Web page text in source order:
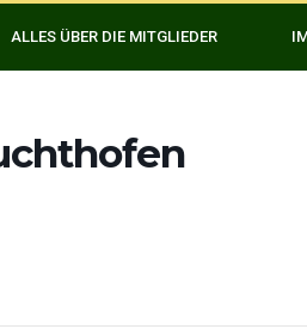
ALLES ÜBER DIE MITGLIEDER